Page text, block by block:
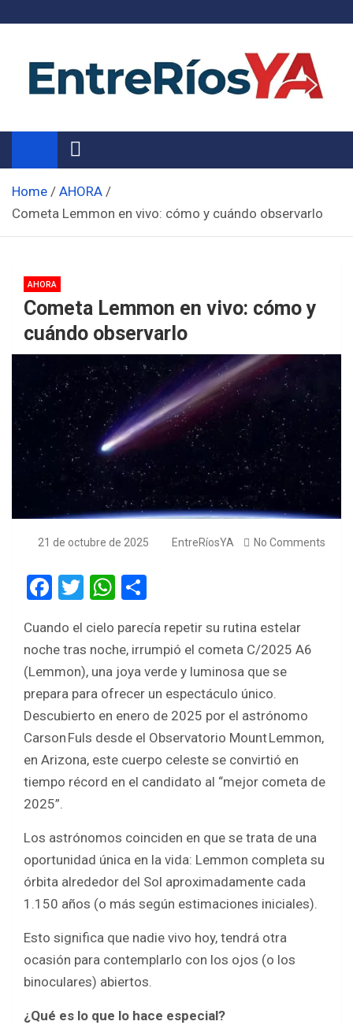
Noticias de Entre Ríos
Información de toda la provincia ahora
Home
AHORA
Cometa Lemmon en vivo: cómo y cuándo observarlo
AHORA
Cometa Lemmon en vivo: cómo y
cuándo observarlo
21 de octubre de 2025 EntreRíosYA No Comments
F
ce
b
o
o
k
T
tt
er
W
at
s
A
p
p
ar
e
Cuando el cielo parecía repetir su rutina estelar
noche tras noche, irrumpió el cometa C/2025 A6
(Lemmon), una joya verde y luminosa que se
prepara para ofrecer un espectáculo único.
Descubierto en enero de 2025 por el astrónomo
Carson Fuls desde el Observatorio Mount Lemmon,
en Arizona, este cuerpo celeste se convirtió en
tiempo récord en el candidato al “mejor cometa de
2025”.
Los astrónomos coinciden en que se trata de una
oportunidad única en la vida: Lemmon completa su
órbita alrededor del Sol aproximadamente cada
1.150 años (o más según estimaciones iniciales).
Esto significa que nadie vivo hoy, tendrá otra
ocasión para contemplarlo con los ojos (o los
binoculares) abiertos.
¿Qué es lo que lo hace especial?